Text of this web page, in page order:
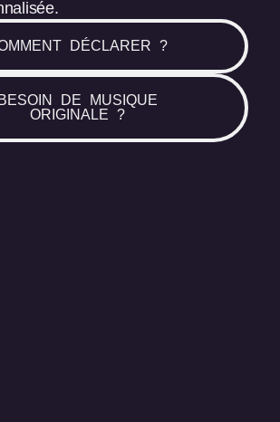
DÉCLARER ?
BESOIN DE MUSIQUE
ORIGINALE ?